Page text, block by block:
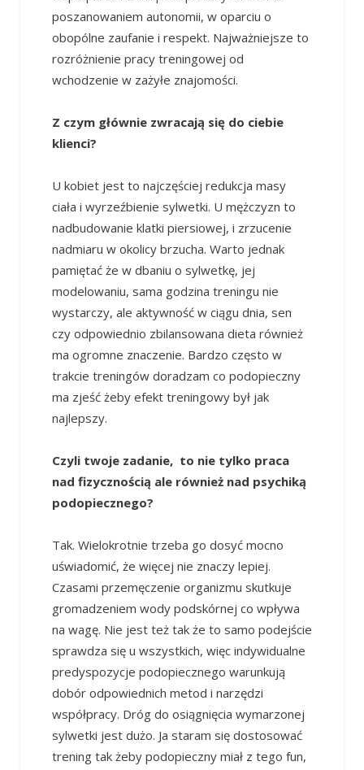
poszanowaniem autonomii, w oparciu o
obopólne zaufanie i respekt. Najważniejsze to
rozróżnienie pracy treningowej od
wchodzenie w zażyłe znajomości.
Z czym głównie zwracają się do ciebie
klienci?
U kobiet jest to najczęściej redukcja masy
ciała i wyrzeźbienie sylwetki. U mężczyzn to
nadbudowanie klatki piersiowej, i zrzucenie
nadmiaru w okolicy brzucha. Warto jednak
pamiętać że w dbaniu o sylwetkę, jej
modelowaniu, sama godzina treningu nie
wystarczy, ale aktywność w ciągu dnia, sen
czy odpowiednio zbilansowana dieta również
ma ogromne znaczenie. Bardzo często w
trakcie treningów doradzam co podopieczny
ma zjeść żeby efekt treningowy był jak
najlepszy.
Czyli twoje zadanie, to nie tylko praca
nad fizycznością ale również nad psychiką
podopiecznego?
Tak. Wielokrotnie trzeba go dosyć mocno
uświadomić, że więcej nie znaczy lepiej.
Czasami przemęczenie organizmu skutkuje
gromadzeniem wody podskórnej co wpływa
na wagę. Nie jest też tak że to samo podejście
sprawdza się u wszystkich, więc indywidualne
predyspozycje podopiecznego warunkują
dobór odpowiednich metod i narzędzi
współpracy. Dróg do osiągnięcia wymarzonej
sylwetki jest dużo. Ja staram się dostosować
trening tak żeby podopieczny miał z tego fun,